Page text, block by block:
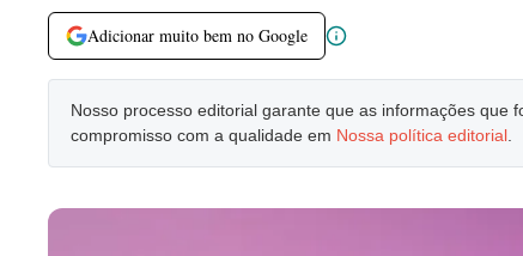
Adicionar muito bem no Google
Nosso processo editorial garante que as informações que
compromisso com a qualidade em Nossa política editorial